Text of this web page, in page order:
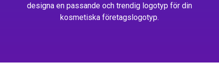
designa en passande och trendig logotyp för din
kosmetiska företagslogotyp.